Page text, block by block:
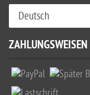
ZAHLUNGSWEISEN